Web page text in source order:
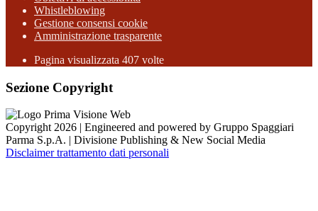
Whistleblowing
Gestione consensi cookie
Amministrazione trasparente
Pagina visualizzata 407 volte
Sezione Copyright
Copyright 2026 | Engineered and powered by Gruppo Spaggiari
Parma S.p.A. | Divisione Publishing & New Social Media
Disclaimer trattamento dati personali